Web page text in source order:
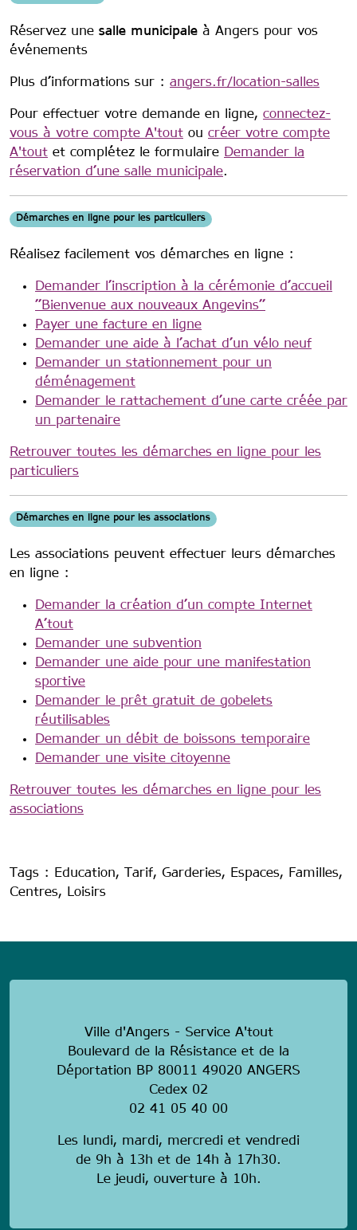
Réservez une salle municipale à Angers pour vos
événements
Plus d’informations sur : angers.fr/location-salles
Pour effectuer votre demande en ligne, connectez-
vous à votre compte A'tout ou créer votre compte
A'tout et complétez le formulaire Demander la
réservation d’une salle municipale.
Démarches en ligne pour les particuliers
Réalisez facilement vos démarches en ligne :
Demander l’inscription à la cérémonie d’accueil
’’Bienvenue aux nouveaux Angevins’’
Payer une facture en ligne
Demander une aide à l’achat d’un vélo neuf
Demander un stationnement pour un
déménagement
Demander le rattachement d’une carte créée par
un partenaire
Retrouver toutes les démarches en ligne pour les
particuliers
Démarches en ligne pour les associations
Les associations peuvent effectuer leurs démarches
en ligne :
Demander la création d’un compte Internet
A’tout
Demander une subvention
Demander une aide pour une manifestation
sportive
Demander le prêt gratuit de gobelets
réutilisables
Demander un débit de boissons temporaire
Demander une visite citoyenne
Retrouver toutes les démarches en ligne pour les
associations
Tags : Education, Tarif, Garderies, Espaces, Familles,
Centres, Loisirs
Ville d'Angers - Service A'tout
Boulevard de la Résistance et de la
Déportation BP 80011 49020 ANGERS
Cedex 02
02 41 05 40 00
Les lundi, mardi, mercredi et vendredi
de 9h à 13h et de 14h à 17h30.
Le jeudi, ouverture à 10h.